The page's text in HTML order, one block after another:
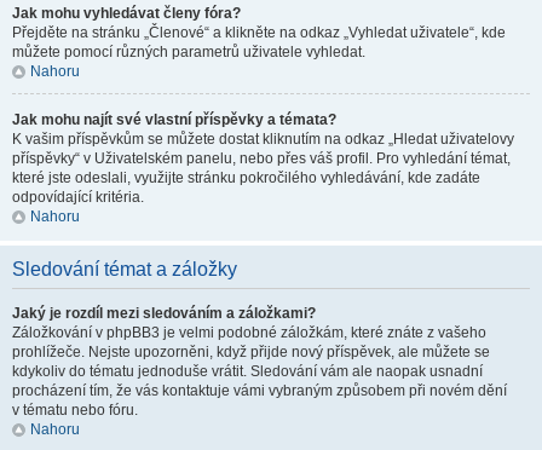
Jak mohu vyhledávat členy fóra?
Přejděte na stránku „Členové“ a klikněte na odkaz „Vyhledat uživatele“, kde
můžete pomocí různých parametrů uživatele vyhledat.
Nahoru
Jak mohu najít své vlastní příspěvky a témata?
K vašim příspěvkům se můžete dostat kliknutím na odkaz „Hledat uživatelovy
příspěvky“ v Uživatelském panelu, nebo přes váš profil. Pro vyhledání témat,
které jste odeslali, využijte stránku pokročilého vyhledávání, kde zadáte
odpovídající kritéria.
Nahoru
Sledování témat a záložky
Jaký je rozdíl mezi sledováním a záložkami?
Záložkování v phpBB3 je velmi podobné záložkám, které znáte z vašeho
prohlížeče. Nejste upozorněni, když přijde nový příspěvek, ale můžete se
kdykoliv do tématu jednoduše vrátit. Sledování vám ale naopak usnadní
procházení tím, že vás kontaktuje vámi vybraným způsobem při novém dění
v tématu nebo fóru.
Nahoru